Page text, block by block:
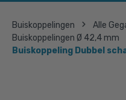
Buiskoppelingen
Alle
Buiskoppelingen Ø 42,4 mm
Buiskoppeling Dubbel